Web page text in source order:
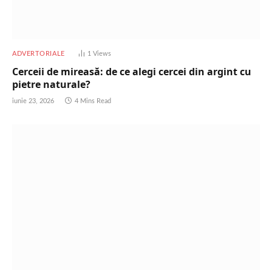
ADVERTORIALE 1 Views
Cerceii de mireasă: de ce alegi cercei din argint cu
pietre naturale?
iunie 23, 2026 4 Mins Read